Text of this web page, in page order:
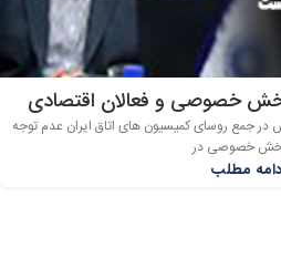
خصوصی و فعالان اقتصادی
در جمع روسای کمیسیون های اتاق ایران عدم توجه
خصوصی در
مطلب